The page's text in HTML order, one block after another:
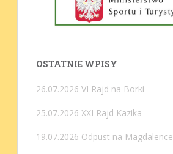
OSTATNIE WPISY
26.07.2026 VI Rajd na Borki
25.07.2026 XXI Rajd Kazika
19.07.2026 Odpust na Magdalence